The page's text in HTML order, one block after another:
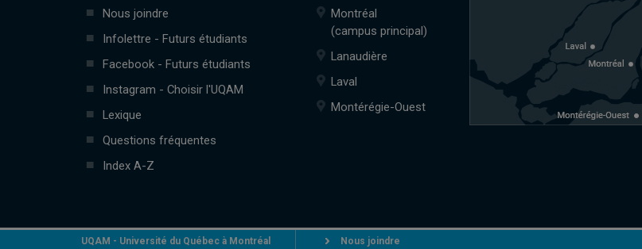
Nous joindre
Infolettre - Futurs étudiants
Facebook - Futurs étudiants
Instagram - Choisir l'UQAM
Lexique
Questions fréquentes
Index A-Z
Montréal
(campus principal)
Lanaudière
Laval
Montérégie-Ouest
UQAM - Université du Québec à Montréal Nous joindre